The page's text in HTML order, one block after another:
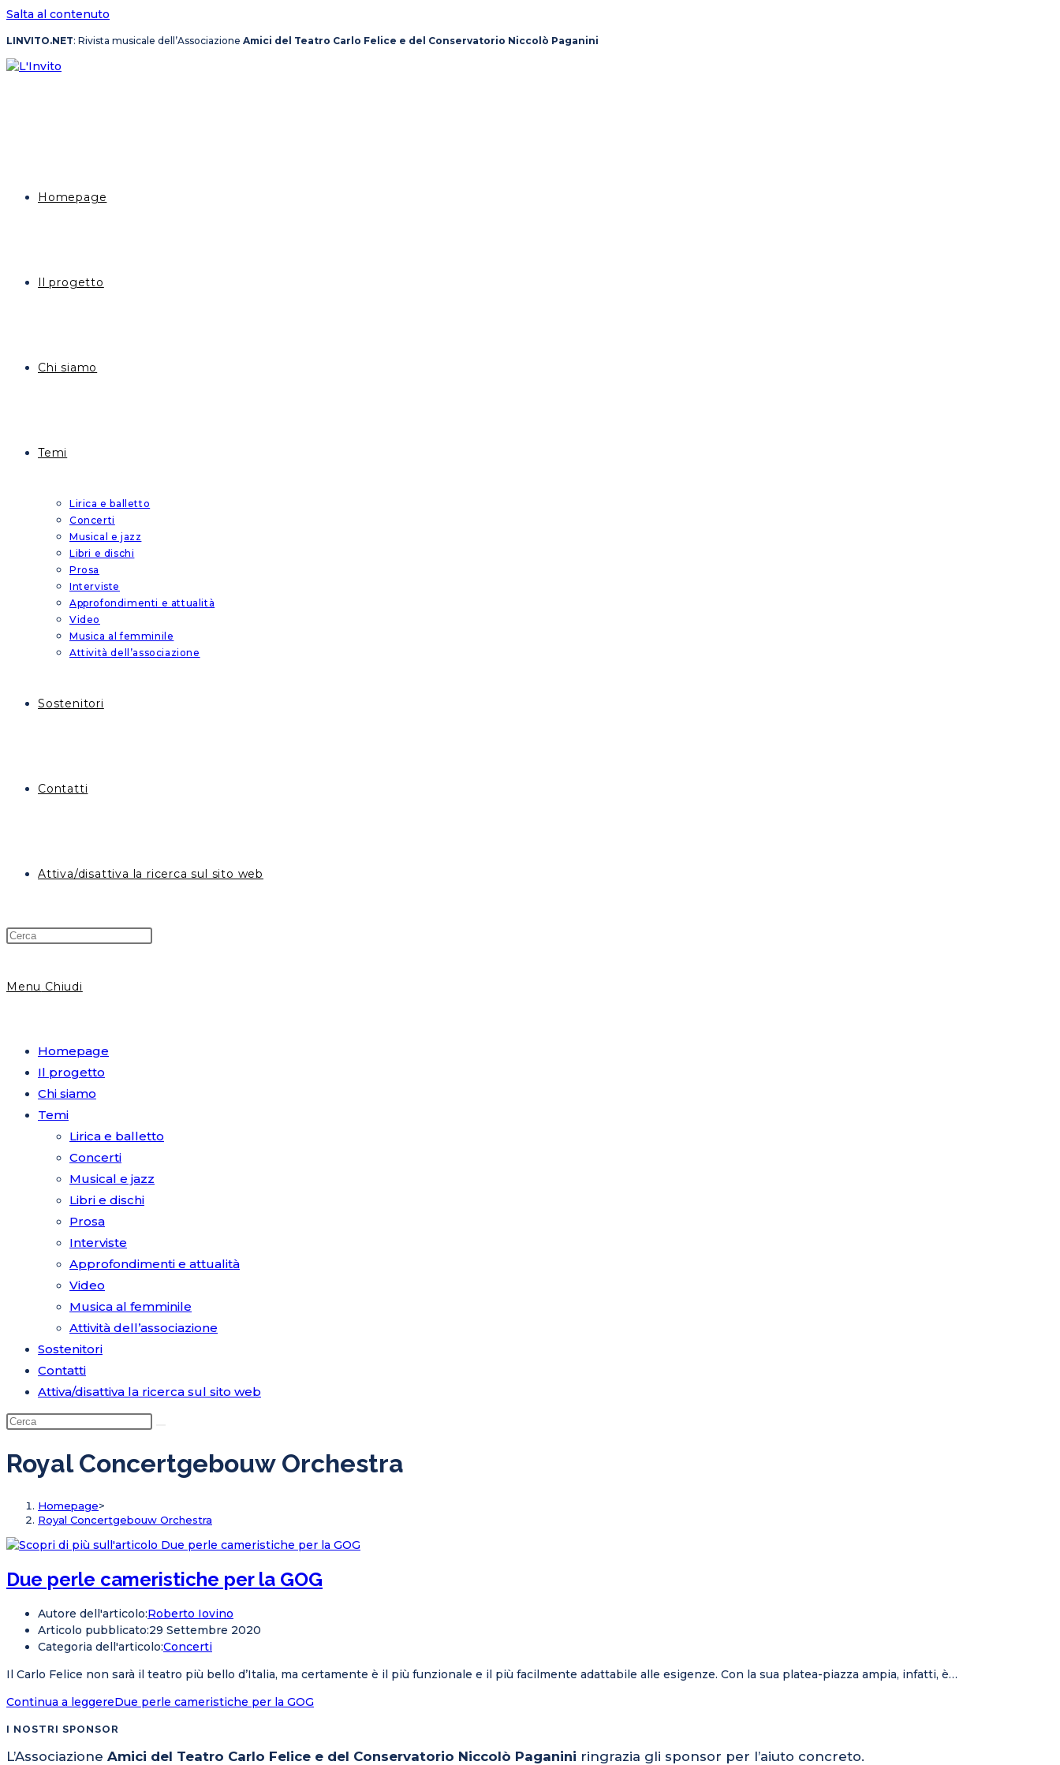
Salta al contenuto
LINVITO.NET: Rivista musicale dell’Associazione Amici del Teatro Carlo Felice e del Conservatorio Niccolò Paganini
Homepage
Il progetto
Chi siamo
Temi
Lirica e balletto
Concerti
Musical e jazz
Libri e dischi
Prosa
Interviste
Approfondimenti e attualità
Video
Musica al femminile
Attività dell’associazione
Sostenitori
Contatti
Attiva/disattiva la ricerca sul sito web
Menu Chiudi
Homepage
Il progetto
Chi siamo
Temi
Lirica e balletto
Concerti
Musical e jazz
Libri e dischi
Prosa
Interviste
Approfondimenti e attualità
Video
Musica al femminile
Attività dell’associazione
Sostenitori
Contatti
Attiva/disattiva la ricerca sul sito web
Royal Concertgebouw Orchestra
Homepage>
Royal Concertgebouw Orchestra
Due perle cameristiche per la GOG
Autore dell'articolo:Roberto Iovino
Articolo pubblicato:29 Settembre 2020
Categoria dell'articolo:Concerti
Il Carlo Felice non sarà il teatro più bello d’Italia, ma certamente è il più funzionale e il più facilmente adattabile alle esigenze. Con la sua platea-piazza ampia, infatti, è…
Continua a leggereDue perle cameristiche per la GOG
I NOSTRI SPONSOR
L’Associazione Amici del Teatro Carlo Felice e del Conservatorio Niccolò Paganini ringrazia gli sponsor per l’aiuto concreto.